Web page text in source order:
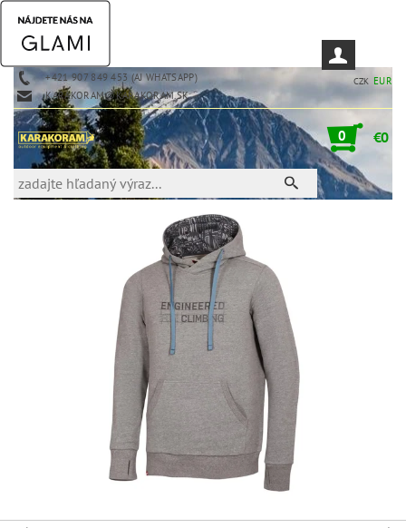
+421 907 849 453 (AJ WHATSAPP)
KARAKORAM@KARAKORAM.SK
CZK EUR
0 €0